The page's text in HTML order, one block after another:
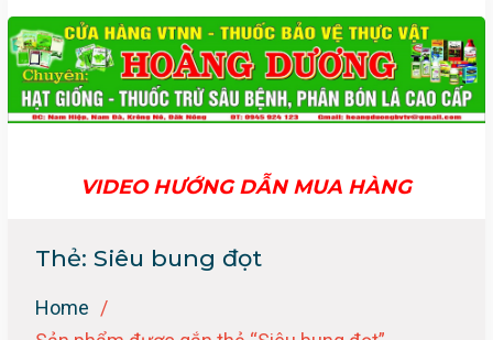
VIDEO HƯỚNG DẪN MUA HÀNG
Thẻ: Siêu bung đọt
Home